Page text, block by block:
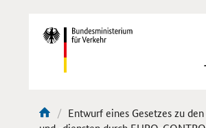
Navigation
Aktuelle
Entwurf eines Gesetzes zu